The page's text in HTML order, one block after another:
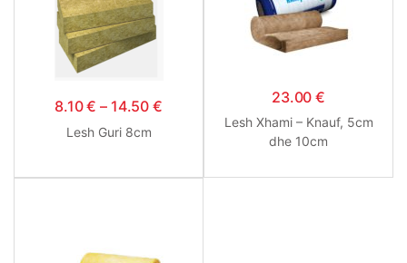
8.10€ – 14.50 €
Lesh Guri 8cm
23.00€
Lesh Xhami – Knauf, 5cm
dhe 10cm